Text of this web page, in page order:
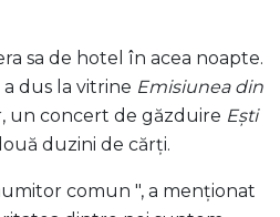
sa de hotel în acea noapte.
dus la vitrine Emisiunea din
un concert de găzduire Ești
duzini de cărți.
comun ", a menționat